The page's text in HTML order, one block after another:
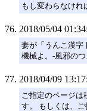
もし変わらなけれ
2018/05/04
妻が「うんこ漢字
機械よ。-風邪のつ
2018/04/09
ご指定のページは
す。 もしくは、